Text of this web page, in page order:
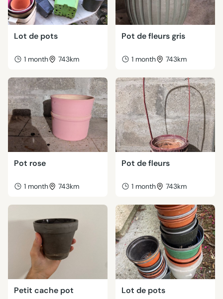
Lot de pots
1 month 743km
Pot de fleurs gris
1 month 743km
Pot rose
1 month 743km
Pot de fleurs
1 month 743km
Petit cache pot Lot de pots